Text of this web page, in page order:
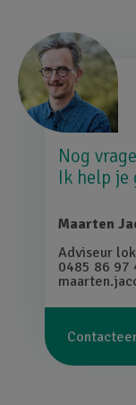
Afbeelding
Nog
Ik help je
Maarten
Adviseur
0485 86 97